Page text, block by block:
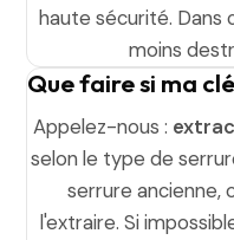
haute sécurité. Dans
moins
Que faire si ma
Appelez-nous :
selon le type de
serrure ancienne,
l'extraire. Si